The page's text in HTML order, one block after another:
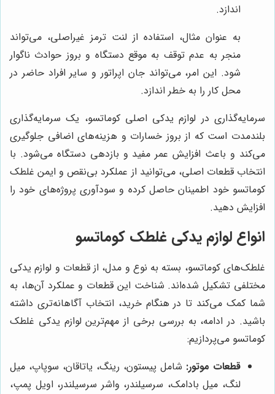
اندازد.
به عنوان مثال، استفاده از لنت ترمز غیراصلی، می‌تواند
منجر به عدم توقف به موقع دستگاه و بروز حوادث ناگوار
شود. این امر، می‌تواند جان اپراتور و سایر افراد حاضر در
محل کار را به خطر اندازد.
سرمایه‌گذاری در لوازم یدکی اصلی کوماتسو، یک سرمایه‌گذاری
بلندمدت است که از بروز خسارات و هزینه‌های اضافی جلوگیری
می‌کند و باعث افزایش عمر مفید و بازدهی دستگاه می‌شود. با
انتخاب قطعات اصلی، می‌توانید از عملکرد بی‌نقص و ایمن غلطک
کوماتسو خود اطمینان حاصل کرده و سودآوری پروژه‌های خود را
افزایش دهید.
انواع لوازم یدکی غلطک کوماتسو
غلطک‌های کوماتسو، بسته به نوع و مدل، از قطعات و لوازم یدکی
مختلفی تشکیل شده‌اند. شناخت این قطعات و عملکرد آن‌ها، به
شما کمک می‌کند تا در هنگام خرید، انتخاب آگاهانه‌تری داشته
باشید. در ادامه، به بررسی برخی از مهم‌ترین لوازم یدکی غلطک
کوماتسو می‌پردازیم:
قطعات موتور: شامل پیستون، رینگ، یاتاقان، سوپاپ، میل
لنگ، میل بادامک، سرسیلندر، واشر سرسیلندر، اویل پمپ،